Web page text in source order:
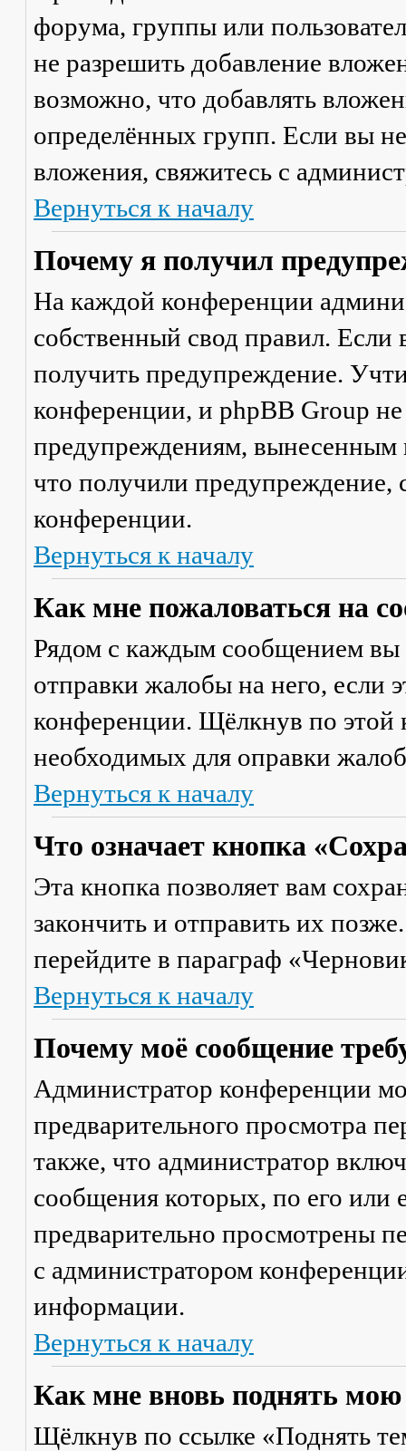
форума, группы или
не разрешить добавление
возможно, что добавлять
определённых групп. Если вы
вложения, свяжитесь с
Вернуться к началу
Почему я получил
На каждой конференции
собственный свод правил.
получить предупреждение.
конференции, и phpBB Group
предупреждениям, вынесенным
что получили предупреждение,
конференции.
Вернуться к началу
Как мне пожаловаться на
Рядом с каждым сообщением вы
отправки жалобы на него, если
конференции. Щёлкнув по этой
необходимых для оправки
Вернуться к началу
Что означает кнопка
Эта кнопка позволяет вам
закончить и отправить их
перейдите в параграф
Вернуться к началу
Почему моё сообщение
Администратор конференции
предварительного просмотра
также, что администратор
сообщения которых, по его
предварительно просмотрены
с администратором
информации.
Вернуться к началу
Как мне вновь поднять мою
Щёлкнув по ссылке «Поднять